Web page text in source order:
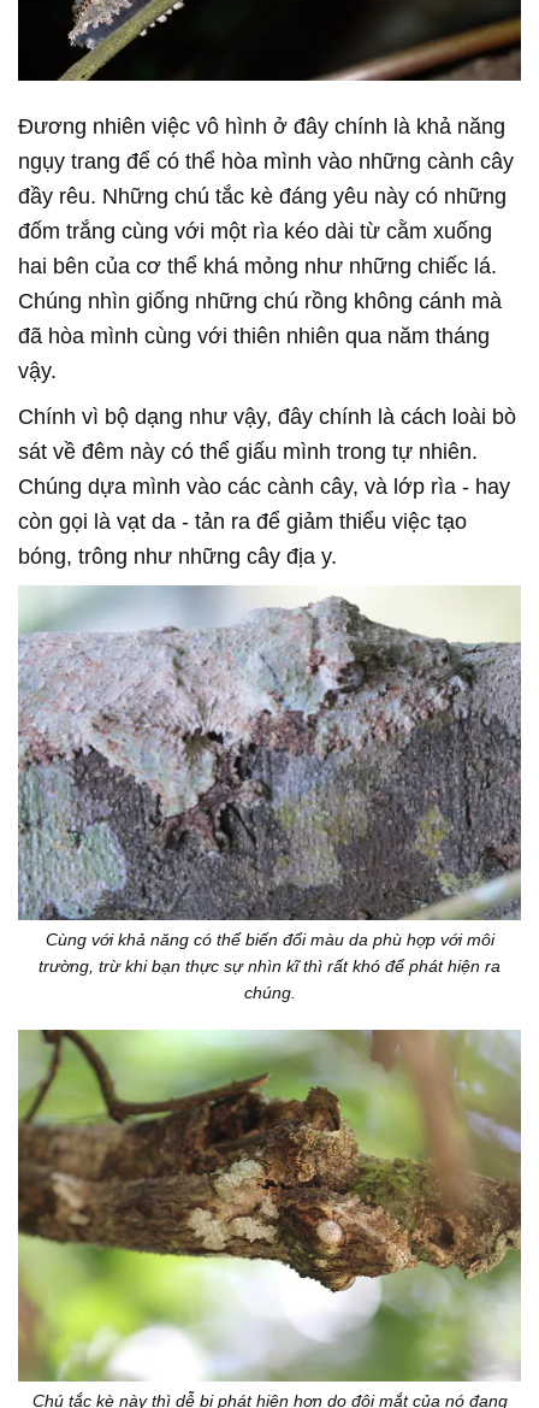
Đương nhiên việc vô hình ở đây chính là khả năng
ngụy trang để có thể hòa mình vào những cành cây
đầy rêu. Những chú tắc kè đáng yêu này có những
đốm trắng cùng với một rìa kéo dài từ cằm xuống
hai bên của cơ thể khá mỏng như những chiếc lá.
Chúng nhìn giống những chú rồng không cánh mà
đã hòa mình cùng với thiên nhiên qua năm tháng
vậy.
Chính vì bộ dạng như vậy, đây chính là cách loài bò
sát về đêm này có thể giấu mình trong tự nhiên.
Chúng dựa mình vào các cành cây, và lớp rìa - hay
còn gọi là vạt da - tản ra để giảm thiểu việc tạo
bóng, trông như những cây địa y.
Cùng với khả năng có thể biến đổi màu da phù hợp với môi
trường, trừ khi bạn thực sự nhìn kĩ thì rất khó để phát hiện ra
chúng.
Chú tắc kè này thì dễ bị phát hiện hơn do đôi mắt của nó đang